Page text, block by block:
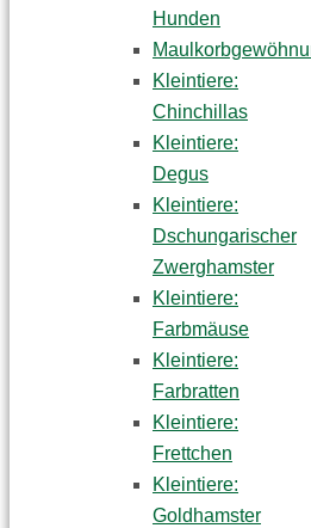
Hunden
Kleintiere:
Chinchillas
Kleintiere:
Degus
Kleintiere:
Dschungarischer
Zwerghamster
Kleintiere:
Farbmäuse
Kleintiere:
Farbratten
Kleintiere:
Frettchen
Kleintiere:
Goldhamster